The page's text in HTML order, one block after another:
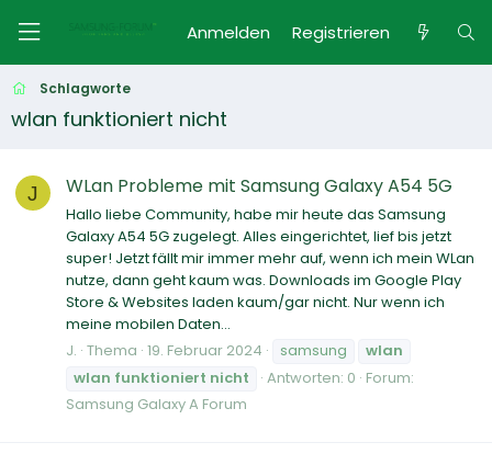
Anmelden Registrieren
Schlagworte
wlan funktioniert nicht
J WLan Probleme mit Samsung Galaxy A54 5G
Hallo liebe Community, habe mir heute das Samsung
Galaxy A54 5G zugelegt. Alles eingerichtet, lief bis jetzt
super! Jetzt fällt mir immer mehr auf, wenn ich mein WLan
nutze, dann geht kaum was. Downloads im Google Play
Store & Websites laden kaum/gar nicht. Nur wenn ich
meine mobilen Daten...
J. Thema 19. Februar 2024 samsung
wlan
wlan funktioniert nicht Antworten: 0 Forum:
Samsung Galaxy A Forum